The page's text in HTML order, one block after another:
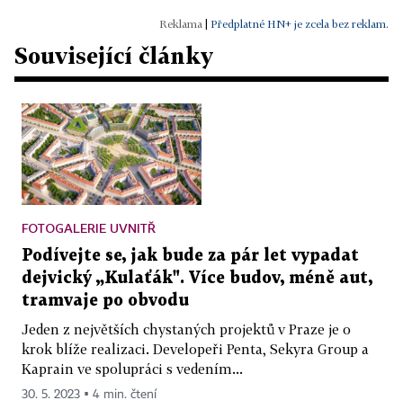
Předplatné HN+ je zcela bez reklam.
Související články
FOTOGALERIE UVNITŘ
Podívejte se, jak bude za pár let vypadat
dejvický „Kulaťák". Více budov, méně aut,
tramvaje po obvodu
Jeden z největších chystaných projektů v Praze je o
krok blíže realizaci. Developeři Penta, Sekyra Group a
Kaprain ve spolupráci s vedením...
30. 5. 2023 ▪ 4 min. čtení